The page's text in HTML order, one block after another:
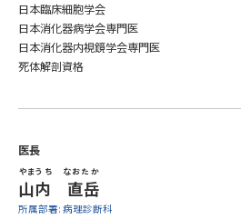
日本臨床細胞学会
日本消化器病学会専門医
日本消化器内視鏡学会専門医
死体解剖資格
医長
山内 直岳
やまうち なおたか
所属部署: 病理診断科